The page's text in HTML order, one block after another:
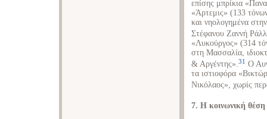
επίσης μπρίκια
«Άρτεμις» (133
και νηολογημένα
Στέφανου Ζαννή
«Λυκούργος» (314
στη Μασσαλία,
& Αργέντης».31 Ο
τα ιστιοφόρα
Νικόλαος», χωρίς
7. Η κοινωνική θέση